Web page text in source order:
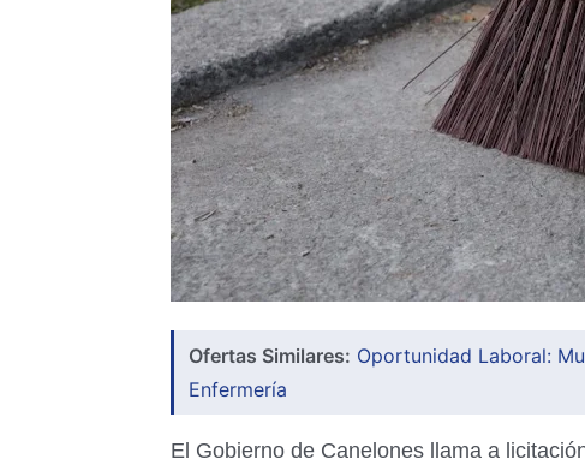
Ofertas Similares: Oportunidad Laboral:
Enfermería
El Gobierno de Canelones llama a